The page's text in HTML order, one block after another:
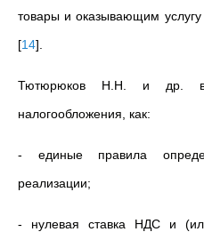
товары и оказывающим услугу
[14]
Тютюрюков Н.Н. и др.
налогообложения, как:
- единые правила
реализации;
- нулевая ставка НДС и